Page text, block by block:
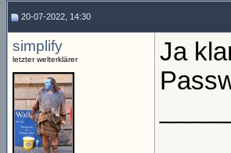
20-07-2022, 14:30
simplify
letzter welterklärer
Ja